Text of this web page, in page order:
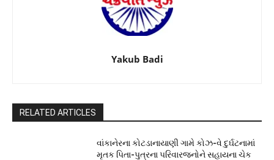
Yakub Badi
RELATED ARTICLES
વાંકાનેરના કોટડાનાયાણી ગામે કોઝ-વે દુર્ઘટનામાં
મૃતક પિતા-પુત્રના પરિવારજનોને સહાયના ચેક